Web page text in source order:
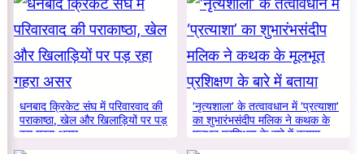
धनबाद क्रिकेट संघ में परिवारवाद की
पराकाष्ठा, खेल और खिलाड़ियों पर पड़
रहा गहरा असर
‘नृत्यशाला’ के तत्वावधान में ‘प्रत्याशा’
का शुभारंभसंदीप मलिक ने कथक के
मूलभूत प्रशिक्षण के बारे में बताया